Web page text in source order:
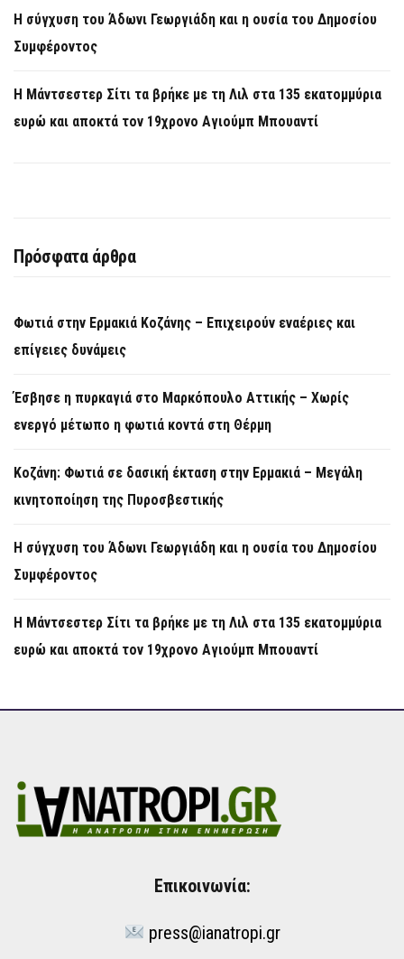
Η σύγχυση του Άδωνι Γεωργιάδη και η ουσία του Δημοσίου
Συμφέροντος
Η Μάντσεστερ Σίτι τα βρήκε με τη Λιλ στα 135 εκατομμύρια
ευρώ και αποκτά τον 19χρονο Αγιούμπ Μπουαντί
Πρόσφατα άρθρα
Φωτιά στην Ερμακιά Κοζάνης – Επιχειρούν εναέριες και
επίγειες δυνάμεις
Έσβησε η πυρκαγιά στο Μαρκόπουλο Αττικής – Χωρίς
ενεργό μέτωπο η φωτιά κοντά στη Θέρμη
Κοζάνη: Φωτιά σε δασική έκταση στην Ερμακιά – Μεγάλη
κινητοποίηση της Πυροσβεστικής
Η σύγχυση του Άδωνι Γεωργιάδη και η ουσία του Δημοσίου
Συμφέροντος
Η Μάντσεστερ Σίτι τα βρήκε με τη Λιλ στα 135 εκατομμύρια
ευρώ και αποκτά τον 19χρονο Αγιούμπ Μπουαντί
Επικοινωνία:
press@ianatropi.gr